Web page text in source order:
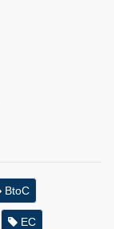
BtoC
EC